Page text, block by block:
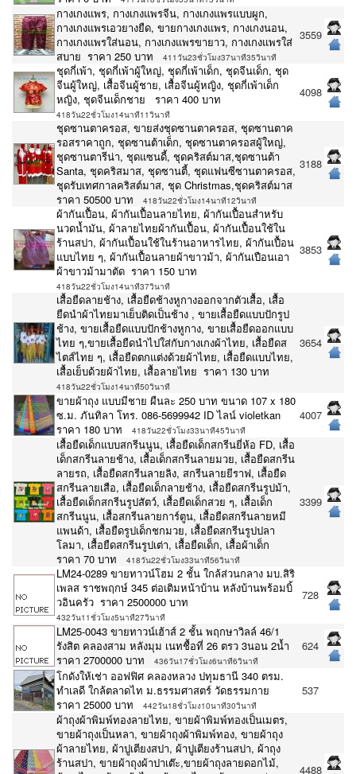
กางเกงแพร, กางเกงแพรจีน, กางเกงแพรแบบผูก,
กางเกงแพรเอวยางยืด, ขายกางเกงแพร, กางเกงนอน,
กางเกงแพรใส่นอน, กางเกงแพรขายาว, กางเกงแพรใส่
สบาย ราคา 250 บาท
411วัน23ชั่วโมง37นาที35วินาที
3559
ชุดกี่เพ้า, ชุดกี่เพ้าผู้ใหญ่, ชุดกี่เพ้าเด็ก, ชุดจีนเด็ก, ชุด
จีนผู้ใหญ่, เสื้อจีนผู้ชาย, เสื้อจีนผู้หญิง, ชุดกี่เพ้าเด็ก
หญิง, ชุดจีนเด็กชาย ราคา 400 บาท
418วัน22ชั่วโมง14นาที11วินาที
4098
ชุดซานตาครอส, ขายส่งชุดซานตาครอส, ชุดซานตาค
รอสราคาถูก, ชุดซานต้าเด็ก, ชุดซานตาครอสผู้ใหญ่,
ชุดซานตารีน่า, ชุดแซนดี้, ชุดคริสต์มาส,ชุดซานต้า
Santa, ชุดคริสมาส, ชุดซานตี้, ชุดแฟนซีซานตาครอส,
ชุดรับเทศกาลคริสต์มาส, ชุด Christmas,ชุดคริสต์มาส
ราคา 50500 บาท
418วัน22ชั่วโมง14นาที12วินาที
3188
ผ้ากันเปื้อน, ผ้ากันเปื้อนลายไทย, ผ้ากันเปื้อนสำหรับ
นวดน้ำมัน, ผ้าลายไทยผ้ากันเปื้อน, ผ้ากันเปื้อนใช้ใน
ร้านสปา, ผ้ากันเปื้อนใช้ในร้านอาหารไทย, ผ้ากันเปื้อน
แบบไทย ๆ, ผ้ากันเปื้อนลายผ้าขาวม้า, ผ้ากันเปือนเอา
ผ้าขาวม้ามาตัด ราคา 150 บาท
418วัน22ชั่วโมง14นาที37วินาที
3853
เสื้อยืดลายช้าง, เสื้อยืดช้างหูกางออกจากตัวเสื้อ, เสื้อ
ยืดนำผ้าไทยมาเย็บติดเป็นช้าง , ขายเสื้อยืดแบบปักรูป
ช้าง, ขายเสื้อยืดแบบปักช้างหูกาง, ขายเสื้อยืดออกแบบ
ไทย ๆ,ขายเสื้อยืดนำไปใส่กับกางเกงผ้าไทย, เสื้อยืดส
ไตส์ไทย ๆ, เสื้อยืดตกแต่งด้วยผ้าไทย, เสื้อยืดแบบไทย,
เสื้อเย็บด้วยผ้าไทย, เสื้อลายไทย ราคา 130 บาท
418วัน22ชั่วโมง14นาที50วินาที
3654
ขายผ้าถุง แบบมีชาย ผืนละ 250 บาท ขนาด 107 x 180
ซ.ม. ภันทิลา โทร. 086-5699942 ID ไลน์ violetkan
ราคา 180 บาท
418วัน22ชั่วโมง33นาที45วินาที
4007
เสื้อยืดเด็กแบบสกรีนนูน, เสื้อยืดเด็กสกรีนยี่ห้อ FD, เสื้อ
เด็กสกรีนลายช้าง, เสื้อเด็กสกรีนลายมวย, เสื้อยืดสกรีน
ลายรถ, เสื้อยืดสกรีนลายลิง, สกรีนลายยีราฟ, เสื้อยืด
สกรีนลายเสือ, เสื้อยืดเด็กลายช้าง, เสื้อยืดสกรีนรูปม้า,
เสื้อยืดเด็กสกรีนรูปสัตว์, เสื้อยืดเด็กสวย ๆ, เสื้อเด็ก
สกรีนนูน, เสื้อสกรีนลายการ์ตูน, เสื้อยืดสกรีนลายหมี
แพนด้า, เสื้อยืดรูปเด็กชกมวย, เสื้อยืดสกรีนรูปปลา
โลมา, เสื้อยืดสกรีนรูปเต่า, เสื้อยืดเด็ก, เสื้อผ้าเด็ก
ราคา 70 บาท
418วัน22ชั่วโมง33นาที56วินาที
3399
LM24-0289 ขายทาวน์โฮม 2 ชั้น ใกล้ส่วนกลาง มบ.สิริ
เพลส ราชพฤกษ์ 345 ต่อเติมหน้าบ้าน หลังบ้านพร้อมบิ้
วอินครัว ราคา 2500000 บาท
432วัน11ชั่วโมง5นาที27วินาที
728
LM25-0043 ขายทาวน์เฮ้าส์ 2 ชั้น พฤกษาวิลล์ 46/1
รังสิต คลองสาม หลังมุม เนทชื้อที่ 26 ตรว 3นอน 2น้ำ
ราคา 2700000 บาท
436วัน17ชั่วโมง6นาที6วินาที
624
โกดังให้เช่า ออฟฟิศ คลองหลวง ปทุมธานี 340 ตรม.
ทำเลดี ใกล้ตลาดไท ม.ธรรมศาสตร์ วัดธรรมกาย
ราคา 25000 บาท
442วัน18ชั่วโมง10นาที30วินาที
537
ผ้าถุงผ้าพิมพ์ทองลายไทย, ขายผ้าพิมพ์ทองเป็นเมตร,
ขายผ้าถุงเป็นหลา, ขายผ้าถุงผ้าพิมพ์ทอง, ขายผ้าถุง
ผ้าลายไทย, ผ้าปูเตียงสปา, ผ้าปูเตียงร้านสปา, ผ้าถุง
ร้านสปา, ขายผ้าถุงผ้าปาเต๊ะ,ขายผ้าถุงลายดอกไม้,
4488